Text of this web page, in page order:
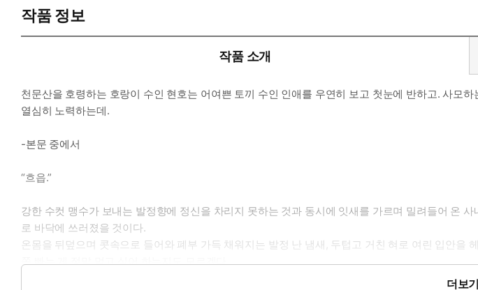
* 이럴 때 보세요 : 늠름하고 멋진 호랑이 사내가 귀여운 토끼 여인을 만나 사랑을 알아가며 몸과 마
* 공감 글귀
아까 달 속에서 방아 찧는 토끼 이야기를 하더니 진짜 방아 찧기를 하고 싶다는 것인가. 하지만 그
작품 정보
작품 소개
천문산을 호령하는 호랑이 수인 현호는 어여쁜 토끼 수인 인애를 우연히 보고 첫눈에 반하고. 사모
열심히 노력하는데.
-본문 중에서
“흐읍.”
강한 수컷 맹수가 보내는 발정향에 정신을 차리지 못하는 것과 동시에 잇새를 가르며 밀려들어 온
로 바닥에 쓰러졌을 것이다.
온몸을 뒤덮으며 콧속으로 들어와 폐부 가득 채워지는 발정 난 냄새, 두텁고 거친 혀로 여린 입안
쪽 빠는 게 정말 먹고 싶어 하는지도 모르겠다.
어느 순간 숨이 턱까지 차오르도록 몰아가니 인애는 손톱을 세워 벌어진 옷깃 사이로 보이는 그의더보기